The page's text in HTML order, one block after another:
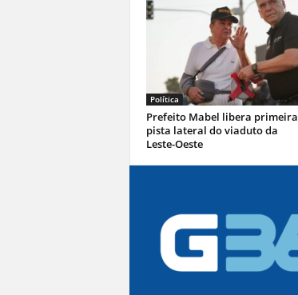
Política
Prefeito Mabel libera primeira
pista lateral do viaduto da
Leste-Oeste